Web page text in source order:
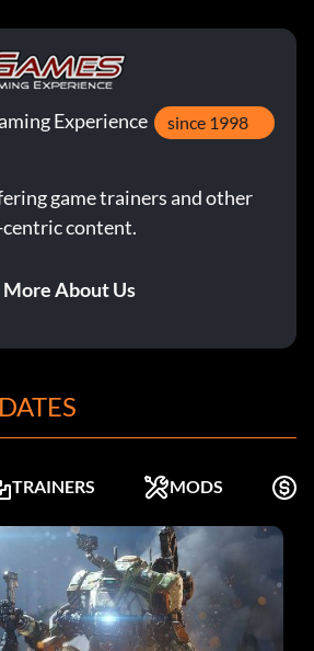
Experience since 1998
game trainers and other
content.
More About Us
TRAINERS MODS